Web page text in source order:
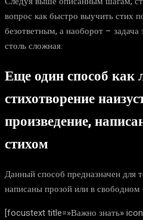
вопрос как быстро выучить стих
безответным, а наоборот –
столь сложная.
Еще один способ как
стихотворение
произведение,
стихом
Данный способ предназначен для
написаны прозой или в свободном
[focustext title=»Важно знать»